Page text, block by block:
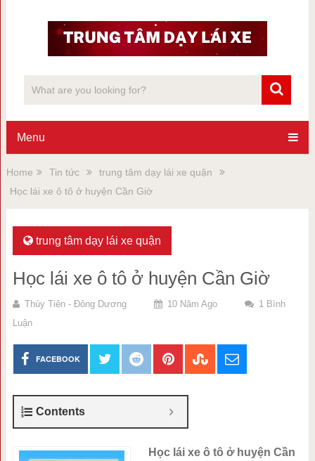
Menu
Home Tin tức
trung tâm dạy lái xe quận
Học lái xe ô tô ở huyện Cần Giờ
trung tâm dạy lái xe quận
Học lái xe ô tô ở huyện Cần Giờ
Thủy Tiên - Đông Dương 10 Năm Ago
1 Bình
Luận
FACEBOOK
Contents
Học lái xe ô tô ở huyện Cần